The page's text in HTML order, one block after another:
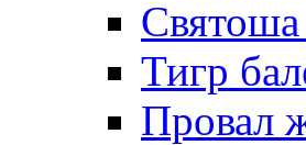
Тигр
Провал